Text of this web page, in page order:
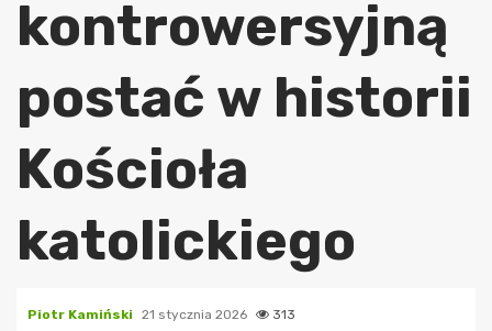
kontrowersyjną
postać w historii
Kościoła
katolickiego
Piotr Kamiński 21 stycznia 2026 313